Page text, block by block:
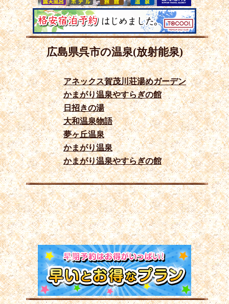
広島県呉市の温泉(放射能泉)
アネックス賀茂川荘湯めガーデン
かまがり温泉やすらぎの館
日招きの湯
大和温泉物語
夢ヶ丘温泉
かまがり温泉
かまがり温泉やすらぎの館